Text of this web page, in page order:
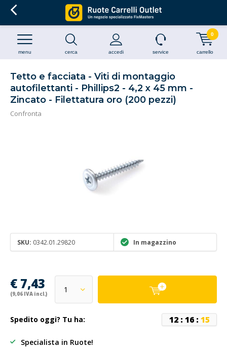
cerca accedi
menu service carrello
0
Tetto e facciata - Viti di montaggio
autofilettanti - Phillips2 - 4,2 x 45 mm -
Zincato - Filettatura oro (200 pezzi)
Confronta
SKU: 0342.01.29820 In magazzino
€ 7,43
(9,06 IVA incl.)
Spedito oggi? Tu ha: 12: 16: 15
Specialista in Ruote!